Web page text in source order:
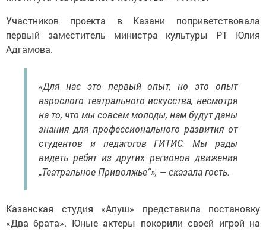
Участников проекта в Казани поприветствовала
первый заместитель министра культуры РТ Юлия
Адгамова.
«Для нас это первый опыт, но это опыт
взрослого театрального искусства, несмотря
на то, что мы совсем молоды, нам будут даны
знания для профессионального развития от
студентов и педагогов ГИТИС. Мы рады
видеть ребят из других регионов движения
„Театральное Приволжье“», — сказала гость.
Казанская студия «Апуш» представила постановку
«Два брата». Юные актеры покорили своей игрой на